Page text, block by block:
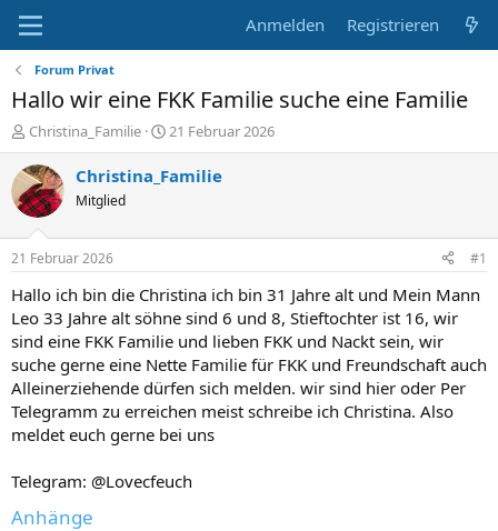
Anmelden Registrieren
Forum Privat
Hallo wir eine FKK Familie suche eine Familie
E
r
s
t
e
e
r
Christina_Familie
E
r
s
t
a
21 Februar 2026
Christina_Familie
Mitglied
21 Februar 2026 #1
Hallo ich bin die Christina ich bin 31 Jahre alt und Mein Mann
Leo 33 Jahre alt söhne sind 6 und 8, Stieftochter ist 16, wir
sind eine FKK Familie und lieben FKK und Nackt sein, wir
suche gerne eine Nette Familie für FKK und Freundschaft auch
Alleinerziehende dürfen sich melden. wir sind hier oder Per
Telegramm zu erreichen meist schreibe ich Christina. Also
meldet euch gerne bei uns
Telegram: @Lovecfeuch
Anhänge